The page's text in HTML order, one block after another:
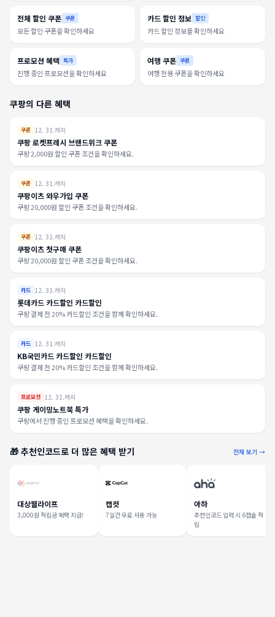
전체 할인 쿠폰 쿠폰
모든 할인 쿠폰을 확인하세요
카드 할인 정보 할인
카드 할인 정보를 확인하세요
프로모션 혜택 특가
진행 중인 프로모션을 확인하세요
여행 쿠폰 쿠폰
여행 전용 쿠폰을 확인하세요
쿠팡의 다른 혜택
쿠폰 12. 31.까지
쿠팡 로켓프레시 브랜드위크 쿠폰
쿠팡 2,000원 할인 쿠폰 조건을 확인하세요.
쿠폰 12. 31.까지
쿠팡이츠 와우가입 쿠폰
쿠팡 20,000원 할인 쿠폰 조건을 확인하세요.
쿠폰 12. 31.까지
쿠팡이츠 첫구매 쿠폰
쿠팡 20,000원 할인 쿠폰 조건을 확인하세요.
카드 12. 31.까지
롯데카드 카드할인 카드할인
쿠팡 결제 전 20% 카드할인 조건을 함께 확인하세요.
카드 12. 31.까지
KB국민카드 카드할인 카드할인
쿠팡 결제 전 20% 카드할인 조건을 함께 확인하세요.
프로모션 12. 31.까지
쿠팡 게이밍노트북 특가
쿠팡에서 진행 중인 프로모션 혜택을 확인하세요.
🎁 추천인코드로 더 많은 혜택 받기 전체 보기 →
대상웰라이프
3,000원 적립금 혜택 지급!
캡컷
7일간 무료 사용 가능
아하
추천인코드 입력 시 6캡슐 적
립